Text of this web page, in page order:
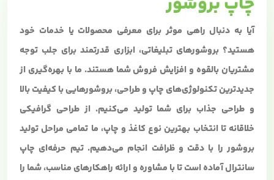
آیا به دنبال راهی موثر برای معرفی محصولات یا خدمات خود
هستید؟ بروشورهای تبلیغاتی، ابزاری قدرتمند برای جلب توجه
مشتریان بالقوه و افزایش فروش شما هستند. ما با بهره‌گیری از
جدیدترین تکنولوژی‌های چاپ و طراحی، بروشورهایی با کیفیت بالا
و طراحی جذاب برای شما تولید می‌کنیم. از طراحی گرافیکی
خلاقانه تا انتخاب بهترین نوع کاغذ و چاپ، ما تمامی مراحل تولید
بروشور را با دقت و ظرافت انجام می‌دهیم. تیم حرفه‌ای چاپ
سانترال آماده است تا با مشاوره و ارائه راهکارهای مناسب، شما را